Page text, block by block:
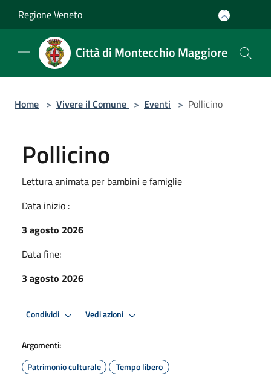
Regione Veneto
Città di Montecchio Maggiore
Home > Vivere il Comune > Eventi > Pollicino
Pollicino
Lettura animata per bambini e famiglie
Data inizio :
3 agosto 2026
Data fine:
3 agosto 2026
Condividi Vedi azioni
Argomenti:
Patrimonio culturale
Tempo libero